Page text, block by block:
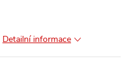
Detailní informace